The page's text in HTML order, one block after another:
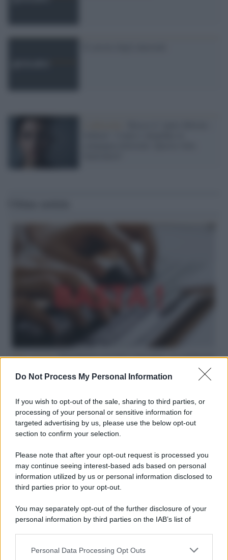
Do Not Process My Personal Information
If you wish to opt-out of the sale, sharing to third parties, or
processing of your personal or sensitive information for
targeted advertising by us, please use the below opt-out
section to confirm your selection.
Please note that after your opt-out request is processed you
may continue seeing interest-based ads based on personal
information utilized by us or personal information disclosed to
third parties prior to your opt-out.
You may separately opt-out of the further disclosure of your
personal information by third parties on the IAB’s list of
This information may also be disclosed by us to third parties
Personal Data Processing Opt Outs
Hate speech /Piattaforme sessiste e misogine: la solidarietà
redazione
L'editoriale /Le mostruose donne dell'Odissea di Nolan
L'editoriale /Riecco il “patto Meloni – Schlein”. Contro i
deepfake in campagna elettorale. Questa volta funzionerà?
La storia /Le 10 maestre che già 120 anni fa ottennero, per
10 mesi, il diritto di voto